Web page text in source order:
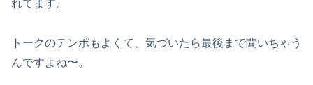
れてます。
トークのテンポもよくて、気づいたら最後まで聞いちゃう
んですよね〜。